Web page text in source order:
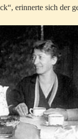
erinnerte sich der